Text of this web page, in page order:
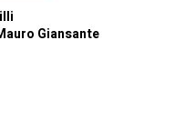
Giansante